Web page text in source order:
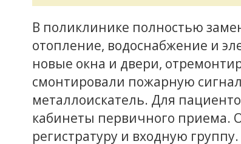
В поликлинике полностью
отопление, водоснабжение и
новые окна и двери,
смонтировали пожарную
металлоискатель. Для
кабинеты первичного приема.
регистратуру и входную группу.